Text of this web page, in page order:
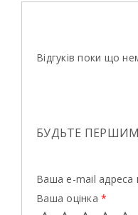
Відгуків поки що
БУДЬТЕ ПЕРШИМ,
Ваша e-mail адреса
Ваша оцінка *